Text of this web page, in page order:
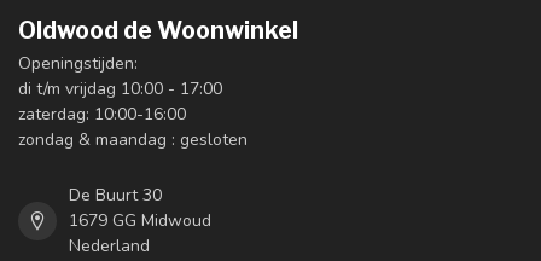
Oldwood de Woonwinkel
Openingstijden:
di t/m vrijdag 10:00 - 17:00
zaterdag: 10:00-16:00
zondag & maandag : gesloten
De Buurt 30
1679 GG Midwoud
Nederland